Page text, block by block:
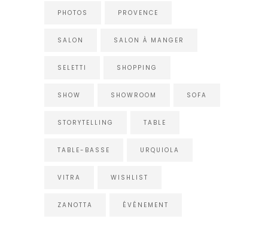
PHOTOS PROVENCE
SALON SALON À MANGER
SELETTI SHOPPING
SHOW SHOWROOM SOFA
STORYTELLING TABLE
TABLE-BASSE URQUIOLA
VITRA WISHLIST
ZANOTTA ÉVÉNEMENT